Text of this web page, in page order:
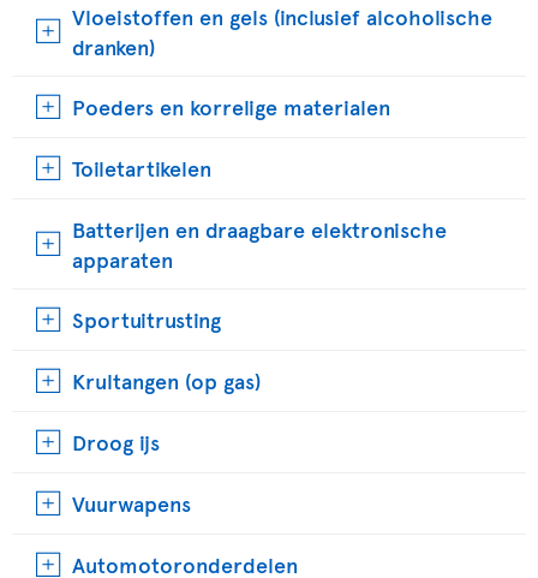
Vloeistoffen en gels (inclusief alcoholische
dranken)
Poeders en korrelige materialen
Toiletartikelen
Batterijen en draagbare elektronische
apparaten
Sportuitrusting
Krultangen (op gas)
Droog ijs
Vuurwapens
Automotoronderdelen